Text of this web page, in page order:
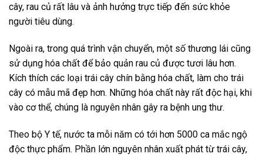
cây, rau củ rất lâu và ảnh hưởng trực tiếp đến sức khỏe
người tiêu dùng.
Ngoài ra, trong quá trình vận chuyển, một số thương lái cũng
sử dụng hóa chất để bảo quản rau củ được tươi lâu hơn.
Kích thích các loại trái cây chín bằng hóa chất, làm cho trái
cây có mẫu mã đẹp hơn. Những hóa chất này rất độc hại, khi
vào cơ thể, chúng là nguyên nhân gây ra bệnh ung thư.
Theo bộ Y tế, nước ta mỗi năm có tới hơn 5000 ca mắc ngộ
độc thực phẩm. Phần lớn nguyên nhân xuất phát từ trái cây,